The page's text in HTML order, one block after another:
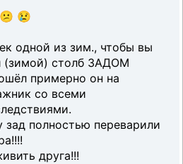
😢
одной из зим., чтобы вы
(зимой) столб ЗАДОМ
примерно он на
со всеми
полностью переварили
друга!!!